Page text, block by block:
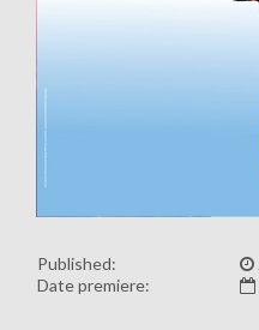
Published:
Date premiere: